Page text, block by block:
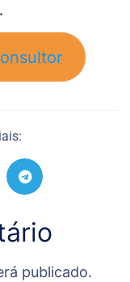
publicado.